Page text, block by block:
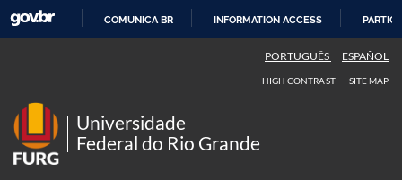
COMUNICA BR INFORMATION ACCESS
PORTUGUÊS ESPAÑOL
HIGH CONTRAST SITE MAP
Universidade
Federal do Rio Grande